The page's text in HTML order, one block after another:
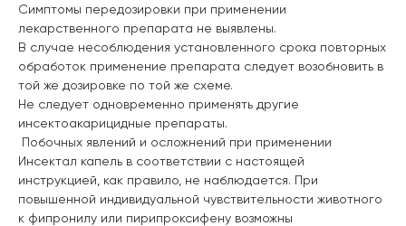
Симптомы передозировки при применении
лекарственного препарата не выявлены.
В случае несоблюдения установленного срока повторных
обработок применение препарата следует возобновить в
той же дозировке по той же схеме.
Не следует одновременно применять другие
инсектоакарицидные препараты.
Побочных явлений и осложнений при применении
Инсектал капель в соответствии с настоящей
инструкцией, как правило, не наблюдается. При
повышенной индивидуальной чувствительности животного
к фипронилу или пирипроксифену возможны